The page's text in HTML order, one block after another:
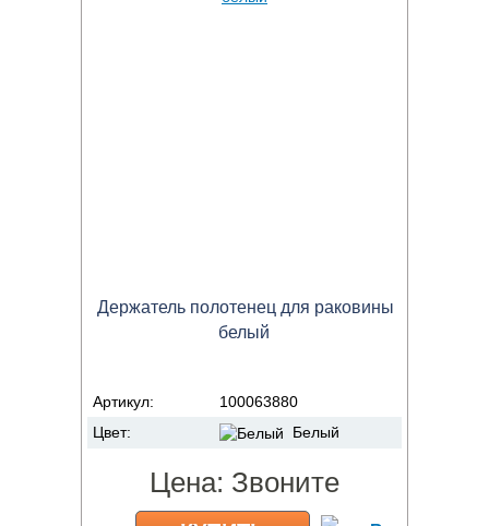
Держатель полотенец для раковины
белый
Артикул:
100063880
Цвет:
Белый
Цена: Звоните